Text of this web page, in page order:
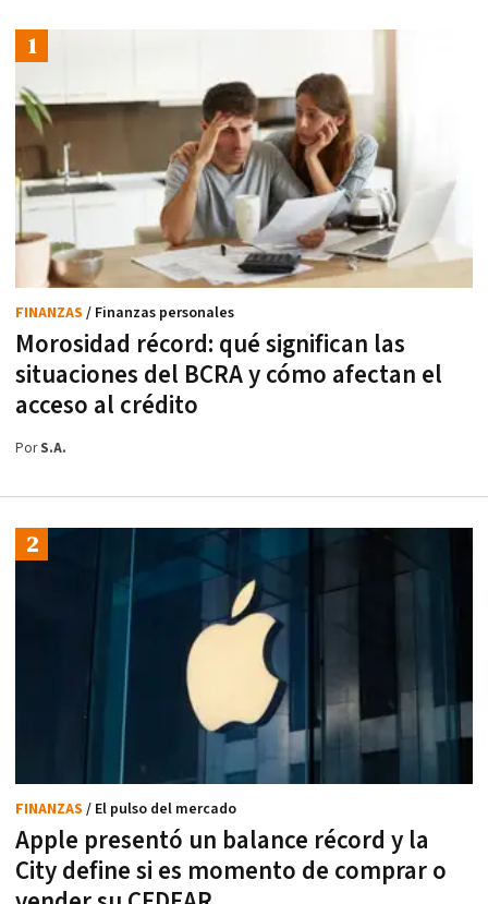
Morosidad récord: qué significan las
situaciones del BCRA y cómo afectan el
acceso al crédito
FINANZAS / Finanzas personales
PorS.A.
Apple presentó un balance récord y la
City define si es momento de comprar o
FINANZAS / El pulso del mercado